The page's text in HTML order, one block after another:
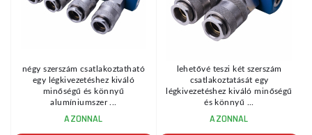
négy szerszám csatlakoztatható
egy légkivezetéshez kiváló
minőségű és könnyű
alumíniumszer ...
AZONNAL
lehetővé teszi két szerszám
csatlakoztatását egy
légkivezetéshez kiváló minőségű
és könnyű ...
AZONNAL